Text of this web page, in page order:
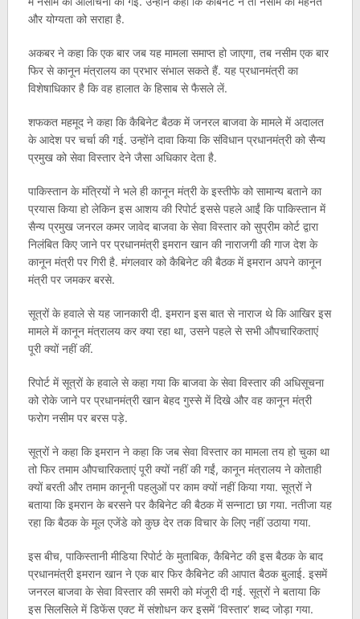
और योग्यता को सराहा है.
अकबर ने कहा कि एक बार जब यह मामला समाप्त हो जाएगा, तब नसीम एक बार
फिर से कानून मंत्रालय का प्रभार संभाल सकते हैं. यह प्रधानमंत्री का
विशेषाधिकार है कि वह हालात के हिसाब से फैसले लें.
शफकत महमूद ने कहा कि कैबिनेट बैठक में जनरल बाजवा के मामले में अदालत
के आदेश पर चर्चा की गई. उन्होंने दावा किया कि संविधान प्रधानमंत्री को सैन्य
प्रमुख को सेवा विस्तार देने जैसा अधिकार देता है.
पाकिस्तान के मंत्रियों ने भले ही कानून मंत्री के इस्तीफे को सामान्य बताने का
प्रयास किया हो लेकिन इस आशय की रिपोर्ट इससे पहले आईं कि पाकिस्तान में
सैन्य प्रमुख जनरल कमर जावेद बाजवा के सेवा विस्तार को सुप्रीम कोर्ट द्वारा
निलंबित किए जाने पर प्रधानमंत्री इमरान खान की नाराजगी की गाज देश के
कानून मंत्री पर गिरी है. मंगलवार को कैबिनेट की बैठक में इमरान अपने कानून
मंत्री पर जमकर बरसे.
सूत्रों के हवाले से यह जानकारी दी. इमरान इस बात से नाराज थे कि आखिर इस
मामले में कानून मंत्रालय कर क्या रहा था, उसने पहले से सभी औपचारिकताएं
पूरी क्यों नहीं कीं.
रिपोर्ट में सूत्रों के हवाले से कहा गया कि बाजवा के सेवा विस्तार की अधिसूचना
को रोके जाने पर प्रधानमंत्री खान बेहद गुस्से में दिखे और वह कानून मंत्री
फरोग नसीम पर बरस पड़े.
सूत्रों ने कहा कि इमरान ने कहा कि जब सेवा विस्तार का मामला तय हो चुका था
तो फिर तमाम औपचारिकताएं पूरी क्यों नहीं की गईं, कानून मंत्रालय ने कोताही
क्यों बरती और तमाम कानूनी पहलुओं पर काम क्यों नहीं किया गया. सूत्रों ने
बताया कि इमरान के बरसने पर कैबिनेट की बैठक में सन्नाटा छा गया. नतीजा यह
रहा कि बैठक के मूल एजेंडे को कुछ देर तक विचार के लिए नहीं उठाया गया.
इस बीच, पाकिस्तानी मीडिया रिपोर्ट के मुताबिक, कैबिनेट की इस बैठक के बाद
प्रधानमंत्री इमरान खान ने एक बार फिर कैबिनेट की आपात बैठक बुलाई. इसमें
जनरल बाजवा के सेवा विस्तार की समरी को मंजूरी दी गई. सूत्रों ने बताया कि
इस सिलसिले में डिफेंस एक्ट में संशोधन कर इसमें ‘विस्तार’ शब्द जोड़ा गया.